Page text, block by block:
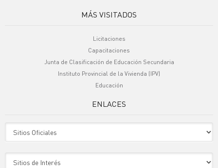
MÁS VISITADOS
Licitaciones
Capacitaciones
Junta de Clasificación de Educación Secundaria
Instituto Provincial de la Vivienda (IPV)
Educación
ENLACES